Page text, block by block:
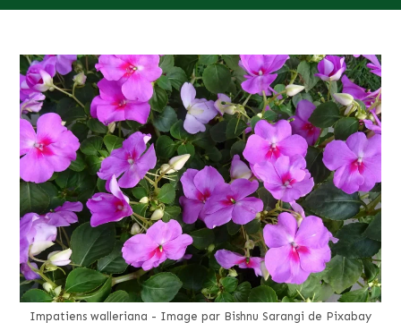
Impatiens walleriana - Image par Bishnu Sarangi de Pixabay